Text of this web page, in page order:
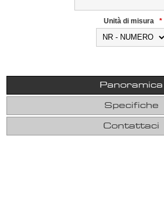
Unità di misura *
Panoramica
Specifiche
Contattaci